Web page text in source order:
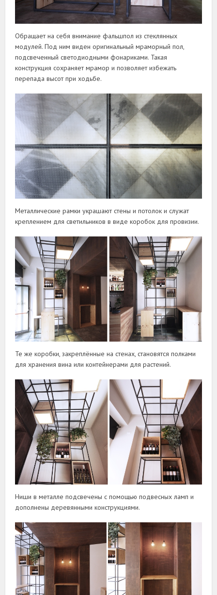
Обращает на себя внимание фальшпол из стеклянных
модулей. Под ним виден оригинальный мраморный пол,
подсвеченный светодиодными фонариками. Такая
конструкция сохраняет мрамор и позволяет избежать
перепада высот при ходьбе.
Металлические рамки украшают стены и потолок и служат
креплением для светильников в виде коробок для провизии.
Те же коробки, закреплённые на стенах, становятся полками
для хранения вина или контейнерами для растений.
Ниши в металле подсвечены с помощью подвесных ламп и
дополнены деревянными конструкциями.